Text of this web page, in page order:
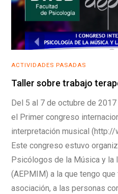
ACTIVIDADES PASADAS
Taller sobre trabajo
Del 5 al 7 de octubre de
el Primer congreso
interpretación musical
Este congreso estuvo
Psicólogos de la Música y la
(AEPMIM) a la que tengo
asociación, a las personas